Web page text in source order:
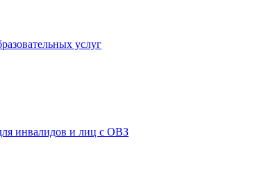
услуг
инвалидов и лиц с ОВЗ